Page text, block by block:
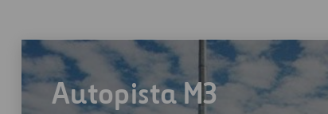
Autopista M3